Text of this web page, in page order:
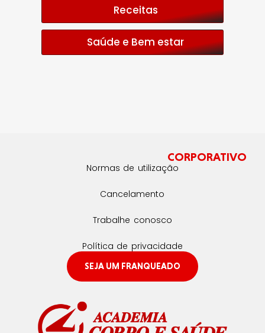
Receitas
Saúde e Bem estar
CORPORATIVO
Normas de utilização
Cancelamento
Trabalhe conosco
Política de privacidade
SEJA UM FRANQUEADO